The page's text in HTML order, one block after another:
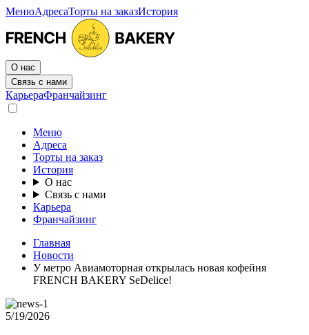
МенюАдресаТорты на заказИстория
О нас
Связь с нами
КарьераФранчайзинг
Меню
Адреса
Торты на заказ
История
О нас
Связь с нами
Карьера
Франчайзинг
Главная
Новости
У метро Авиамоторная открылась новая кофейня
FRENCH BAKERY SeDelice!
5/19/2026